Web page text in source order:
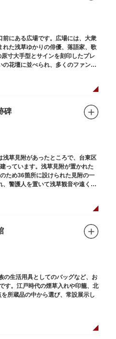
にある広場です。広場には、大衆
た浅草ゆかりの俳優、落語家、歌
寸大手型とサインを刻印したプレ
花壇に並べられ、多くのファンに
碑
草見附があったところで、台東区
っています。浅草見附が置かれた
ため36箇所に設けられた見附の一
警護人を置いて浅草観音や遠くは
の生活用具としてのバッグなど、お
す。江戸時代の煙草入れや印籠、北
所蔵品の中から選び、常設展示し